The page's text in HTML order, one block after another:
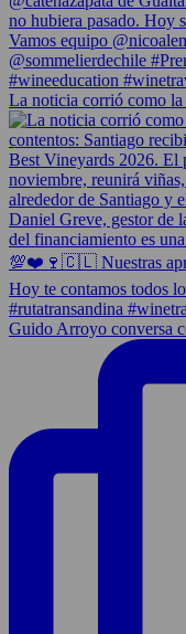
La noticia corrió como
Guido Arroyo conversa